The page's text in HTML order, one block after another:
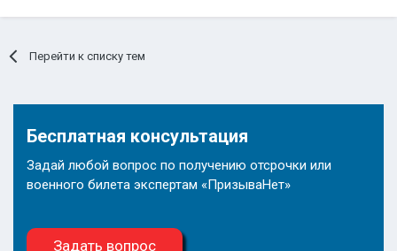
Перейти к списку тем
Бесплатная консультация
Задай любой вопрос по получению отсрочки или
военного билета экспертам «ПризываНет»
Задать вопрос